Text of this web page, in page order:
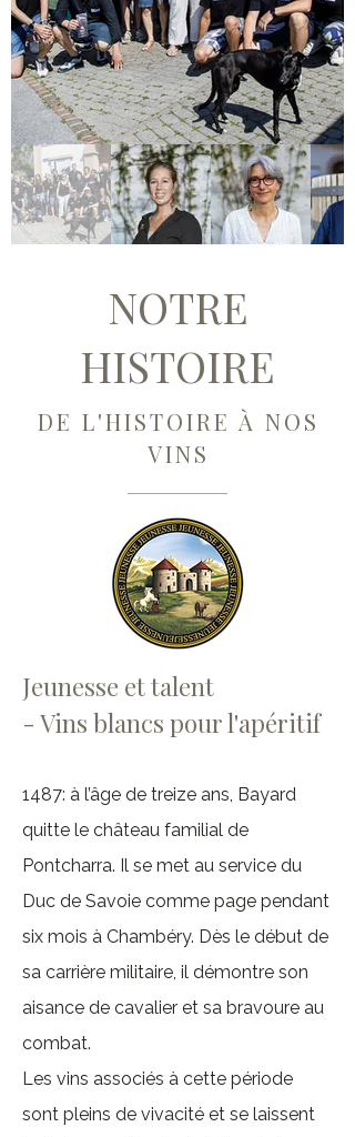
NOTRE
HISTOIRE
DE L'HISTOIRE À NOS
VINS
Jeunesse et talent
- Vins blancs pour l'apéritif
1487: à l’âge de treize ans, Bayard
quitte le château familial de
Pontcharra. Il se met au service du
Duc de Savoie comme page pendant
six mois à Chambéry. Dès le début de
sa carrière militaire, il démontre son
aisance de cavalier et sa bravoure au
combat.
Les vins associés à cette période
sont pleins de vivacité et se laissent